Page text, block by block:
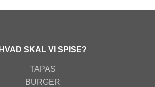
HVAD SKAL VI SPISE?
TAPAS
BURGER